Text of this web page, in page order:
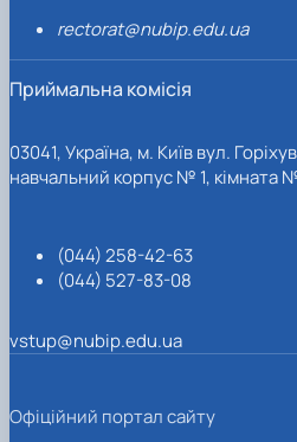
rectorat@nubip.edu.ua
Приймальна комісія
03041, Україна, м. Київ вул.
навчальний корпус № 1, кімната
(044) 258-42-63
(044) 527-83-08
vstup@nubip.edu.ua
Офіційний портал сайту